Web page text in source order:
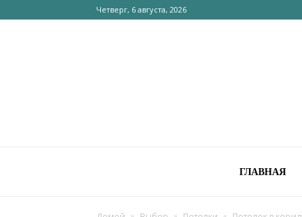
Четверг, 6 августа, 2026
ГЛАВНАЯ